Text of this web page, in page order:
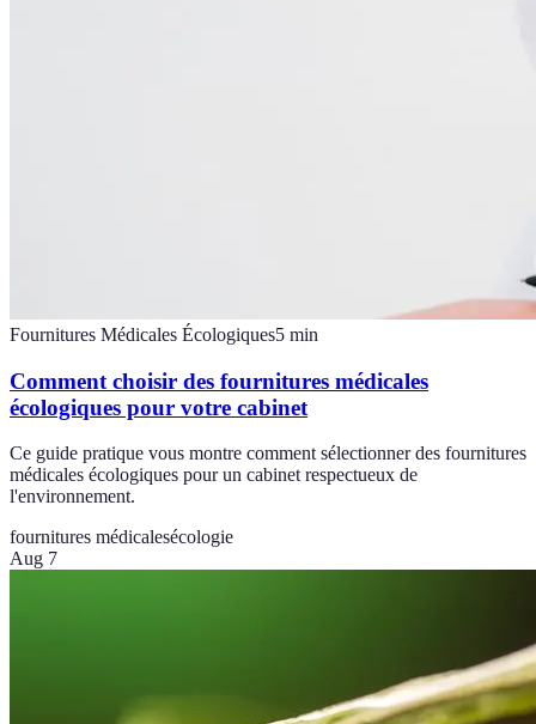
Fournitures Médicales Écologiques5 min
Comment choisir des fournitures médicales
écologiques pour votre cabinet
Ce guide pratique vous montre comment sélectionner des fournitures
médicales écologiques pour un cabinet respectueux de
l'environnement.
fournitures médicalesécologie
Aug 7